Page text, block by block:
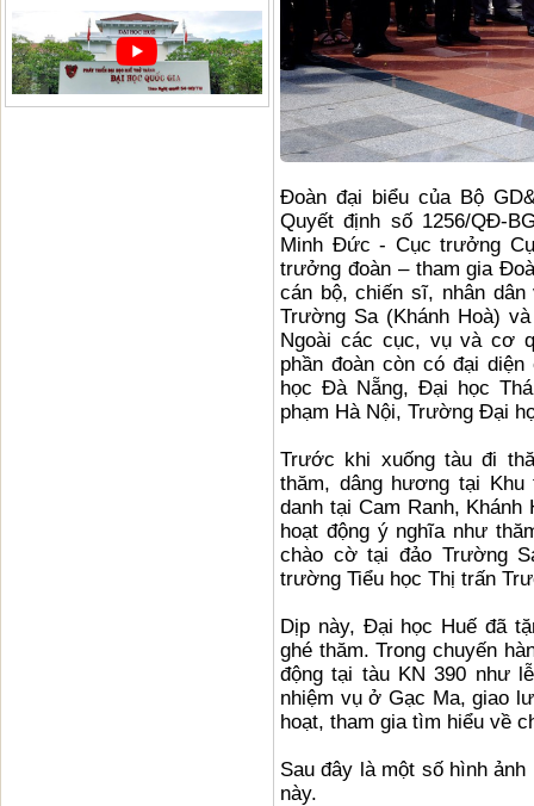
Đoàn đại biểu của Bộ
Quyết định số 1256/QĐ-
Minh Đức - Cục trưởng
trưởng đoàn – tham gia
cán bộ, chiến sĩ, nhân
Trường Sa (Khánh Hoà)
Ngoài các cục, vụ và cơ
phần đoàn còn có đại
học Đà Nẵng, Đại học
phạm Hà Nội, Trường Đại
Trước khi xuống tàu đi
thăm, dâng hương tại
danh tại Cam Ranh,
hoạt động ý nghĩa như
chào cờ tại đảo Trường
trường Tiểu học Thị trấn
Dịp này, Đại học Huế đã
ghé thăm. Trong chuyến
động tại tàu KN 390 như
nhiệm vụ ở Gạc Ma, giao
hoạt, tham gia tìm hiểu về
Sau đây là một số hình
này.